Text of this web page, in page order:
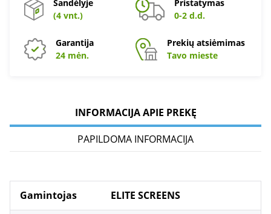
Sandėlyje
(4 vnt.)
Pristatymas
0-2 d.d.
Garantija
24 mėn.
Prekių atsiėmimas
Tavo mieste
INFORMACIJA APIE PREKĘ
PAPILDOMA INFORMACIJA
Gamintojas ELITE SCREENS